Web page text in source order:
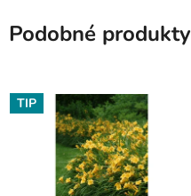
Podobné produkty
TIP